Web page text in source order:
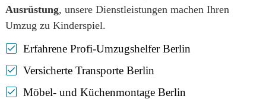
Ausrüstung, unsere Dienstleistungen machen Ihren
Umzug zu Kinderspiel.
Erfahrene Profi-Umzugshelfer Berlin
Versicherte Transporte Berlin
Möbel- und Küchenmontage Berlin